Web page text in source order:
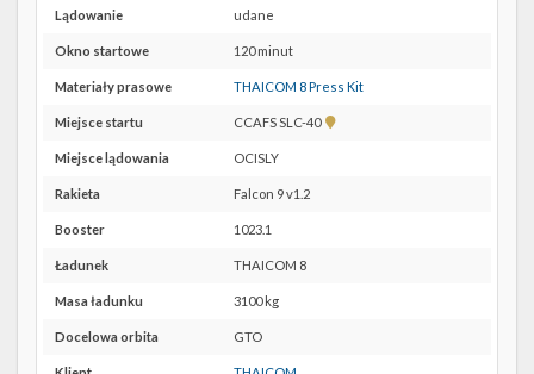
Na żywo
Facebook
Kalendarze
Lądowanie udane
Okno startowe 120 minut
Materiały prasowe THAICOM 8 Press Kit
Miejsce startu CCAFS SLC-40
Pokaż
Miejsce lądowania OCISLY
Rakieta Falcon 9 v1.2
Booster 1023.1
Ładunek THAICOM 8
Masa ładunku 3100 kg
Docelowa orbita GTO